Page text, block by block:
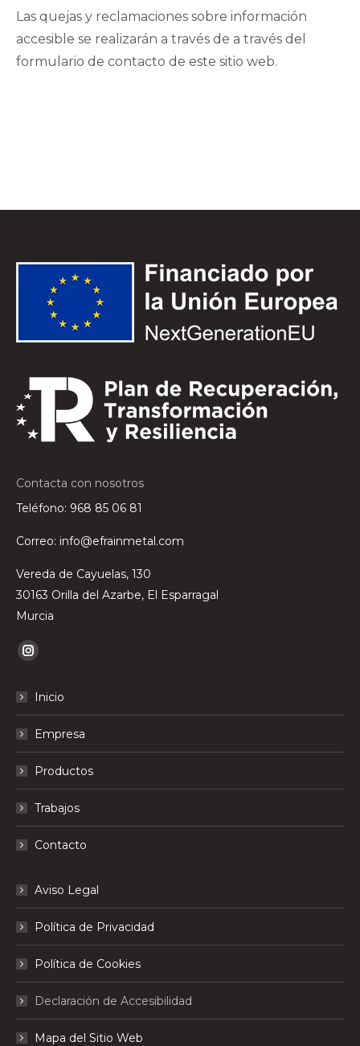
Las quejas y reclamaciones sobre información
accesible se realizarán a través de a través del
formulario de contacto de este sitio web.
Contacta con nosotros
Teléfono: 968 85 06 81
Correo: info@efrainmetal.com
Vereda de Cayuelas, 130
30163 Orilla del Azarbe, El Esparragal
Murcia
Encuéntranos en:
Instagram
se
en
una
nueva
Inicio
Empresa
Productos
Trabajos
Contacto
Aviso Legal
Política de Privacidad
Política de Cookies
Declaración de Accesibilidad
Mapa del Sitio Web